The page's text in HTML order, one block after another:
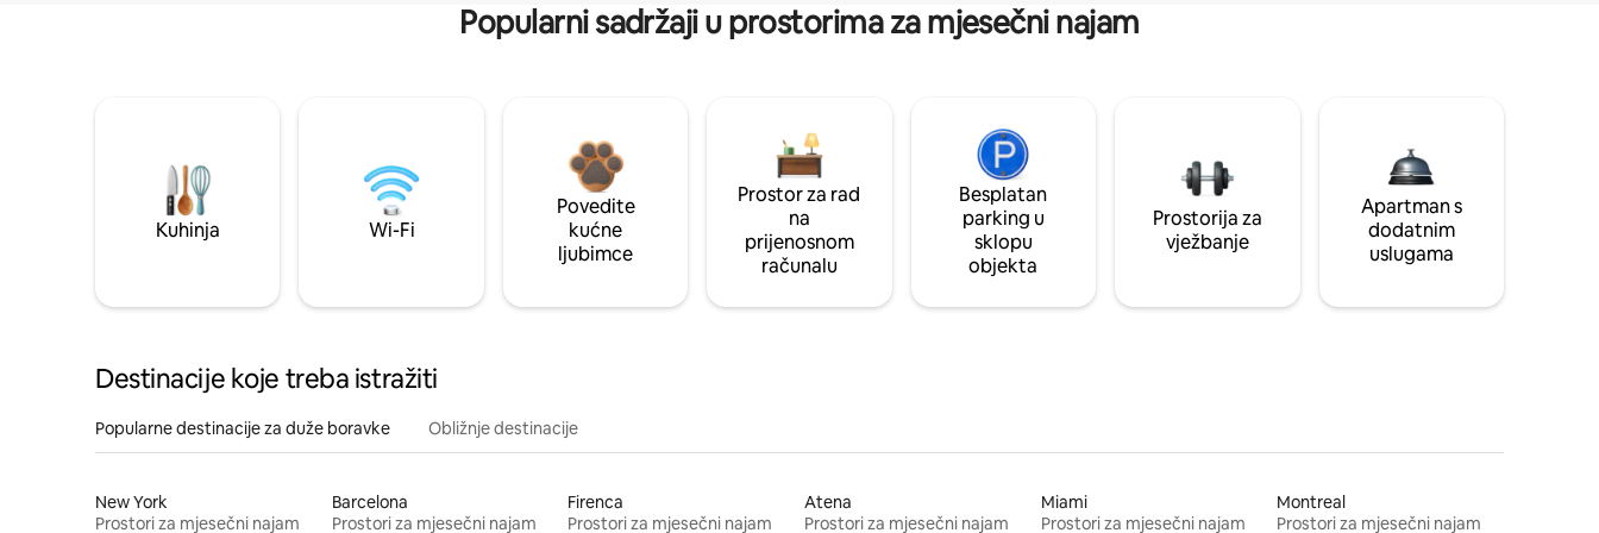
Popularni sadržaji u prostorima za mjesečni najam
Kuhinja Wi-Fi
Povedite
kućne
ljubimce
Prostor za rad
na
prijenosnom
računalu
Besplatan
parking u
sklopu
objekta
Prostorija za
vježbanje
Apartman s
dodatnim
uslugama
Destinacije koje treba istražiti
Popularne destinacije za duže boravke Obližnje destinacije
New York
Prostori za mjesečni najam
Barcelona
Prostori za mjesečni najam
Firenca
Prostori za mjesečni najam
Atena
Prostori za mjesečni najam
Miami
Prostori za mjesečni najam
Montreal
Prostori za mjesečni najam